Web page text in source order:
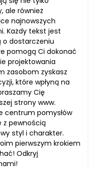
ale również
najnowszych
Każdy tekst jest
o dostarczeniu
pomogą Ci dokonać
projektowania
zasobom zyskasz
które wpłyną na
Cię
strony www.
centrum pomysłów
z pewnością
styl i charakter.
pierwszym krokiem
Odkryj